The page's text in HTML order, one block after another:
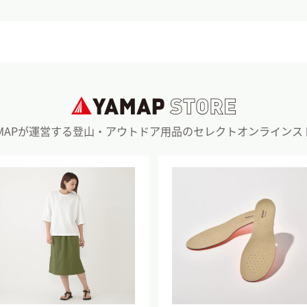
が運営する登山・アウトドア用品のセレクトオンラインス